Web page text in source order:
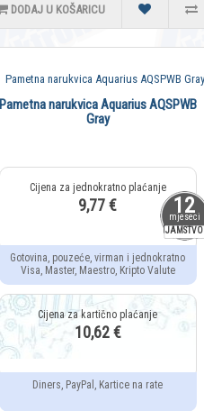
DODAJ U KOŠARICU
12
mjeseci
JAMSTVO
Pametna narukvica Aquarius AQSPWB
Gray
9,77 €
Gotovina, pouzeće, virman i jednokratno
Visa, Master, Maestro, Kripto Valute
10,62 €
Diners, PayPal, Kartice na rate